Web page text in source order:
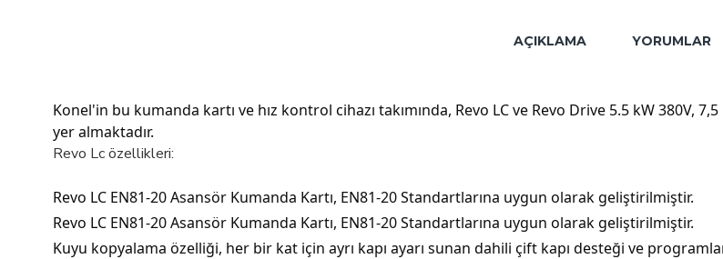
AÇIKLAMA YORUMLAR
Konel'in bu kumanda kartı ve hız kontrol cihazı takımında, Revo LC ve Revo Drive 5.5 kW 380V,
yer almaktadır.
Revo Lc özellikleri:
Revo LC EN81-20 Asansör Kumanda Kartı, EN81-20 Standartlarına uygun olarak geliştirilmiştir.
Revo LC EN81-20 Asansör Kumanda Kartı, EN81-20 Standartlarına uygun olarak geliştirilmiştir.
Kuyu kopyalama özelliği, her bir kat için ayrı kapı ayarı sunan dahili çift kapı desteği ve